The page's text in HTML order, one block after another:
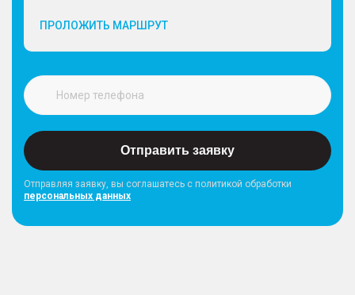
ПРОЛОЖИТЬ МАРШРУТ
Отправить заявку
Отправляя заявку, вы соглашатесь с политикой обработки
персональных данных